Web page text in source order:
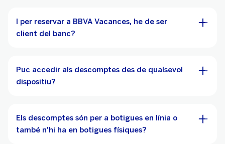
I per reservar a BBVA Vacances, he de ser
client del banc?
Puc accedir als descomptes des de qualsevol
dispositiu?
Els descomptes són per a botigues en línia o
també n'hi ha en botigues físiques?